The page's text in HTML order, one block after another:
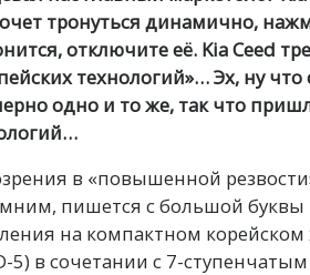
тронуться динамично,
отключите её. Kia Ceed
технологий»… Эх, ну
одно и то же, так что
в «повышенной
пишется с большой буквы
на компактном корейском
5) в сочетании с 7-